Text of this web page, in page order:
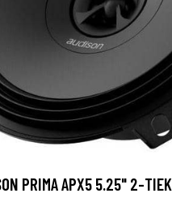
PRIMA APX5 5.25" 2-